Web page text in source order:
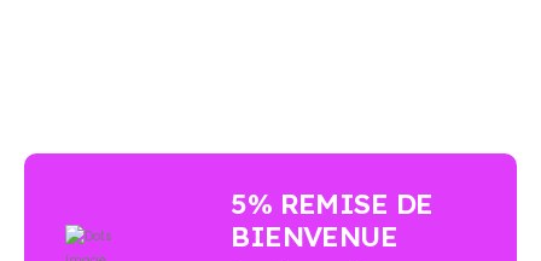
5% REMISE DE
BIENVENUE